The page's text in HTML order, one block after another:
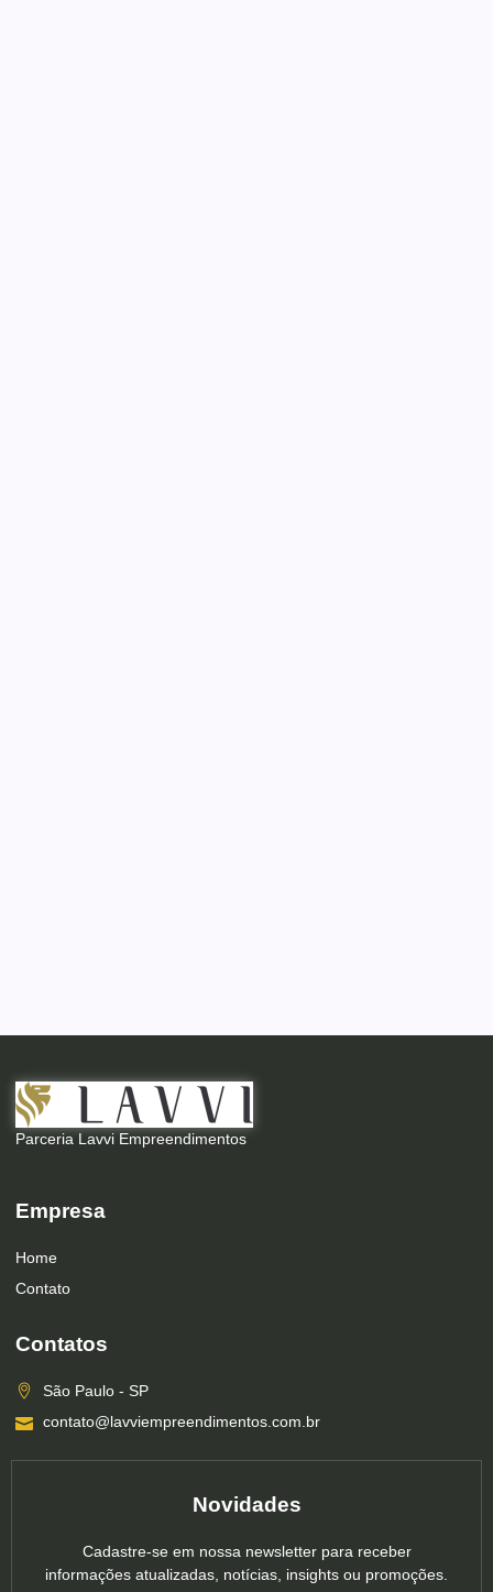
Parceria Lavvi Empreendimentos
Empresa
Home
Contato
Contatos
São Paulo - SP
contato@lavviempreendimentos.com.br
Novidades
Cadastre-se em nossa newsletter para receber
informações atualizadas, notícias, insights ou promoções.